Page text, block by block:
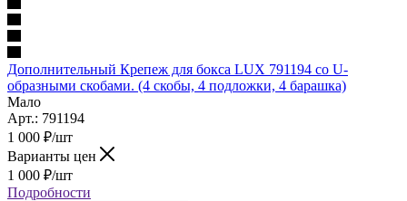
Дополнительный Крепеж для бокса LUX 791194 со U-
образными скобами. (4 скобы, 4 подложки, 4 барашка)
Мало
Арт.: 791194
1 000 ₽/шт
Варианты цен
1 000 ₽/шт
Подробности